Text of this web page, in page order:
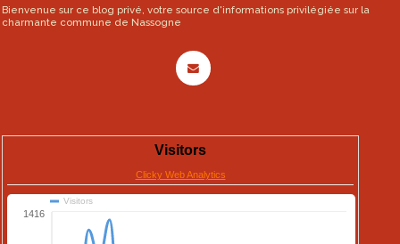
Bienvenue sur ce blog privé, votre source d'informations privilégiée sur la
charmante commune de Nassogne